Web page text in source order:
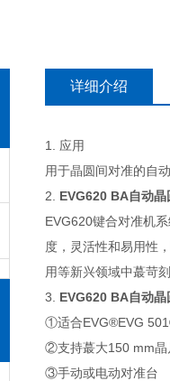
详细介绍
1. 应用
用于晶圆间对准的自
2. EVG620 BA自动
EVG620键合对准机
度，灵活性和易用性
用等新兴领域中蕞苛
3. EVG620 BA自动
①适合EVG®EVG
②支持蕞大150 mm
③手动或电动对准台